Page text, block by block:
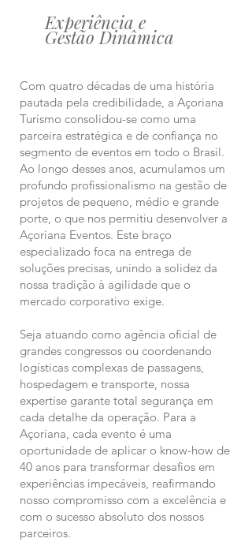
Experiência e
Gestão Dinâmica
Com quatro décadas de uma história
pautada pela credibilidade, a Açoriana
Turismo consolidou-se como uma
parceira estratégica e de confiança no
segmento de eventos em todo o Brasil.
Ao longo desses anos, acumulamos um
profundo profissionalismo na gestão de
projetos de pequeno, médio e grande
porte, o que nos permitiu desenvolver a
Açoriana Eventos. Este braço
especializado foca na entrega de
soluções precisas, unindo a solidez da
nossa tradição à agilidade que o
mercado corporativo exige.
Seja atuando como agência oficial de
grandes congressos ou coordenando
logísticas complexas de passagens,
hospedagem e transporte, nossa
expertise garante total segurança em
cada detalhe da operação. Para a
Açoriana, cada evento é uma
oportunidade de aplicar o know-how de
40 anos para transformar desafios em
experiências impecáveis, reafirmando
nosso compromisso com a excelência e
com o sucesso absoluto dos nossos
parceiros.